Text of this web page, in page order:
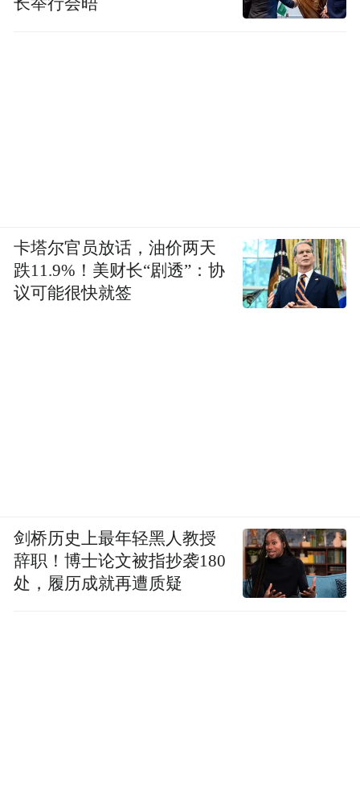
卡塔尔官员放话，油价两天
跌11.9%！美财长“剧透”：协
议可能很快就签
剑桥历史上最年轻黑人教授
辞职！博士论文被指抄袭180
处，履历成就再遭质疑